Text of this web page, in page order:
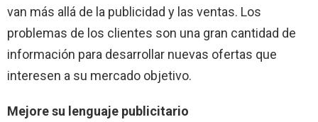
van más allá de la publicidad y las ventas. Los
problemas de los clientes son una gran cantidad de
información para desarrollar nuevas ofertas que
interesen a su mercado objetivo.
Mejore su lenguaje publicitario